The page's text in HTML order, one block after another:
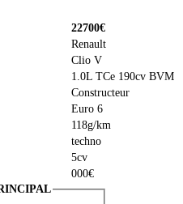
22700€
Renault
Clio V
1.0L TCe 190cv BVM
Constructeur
Euro 6
118g/km
techno
5cv
000€